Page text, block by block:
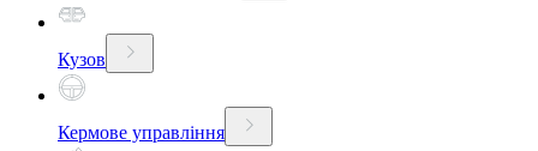
Кузов
Кермове управління